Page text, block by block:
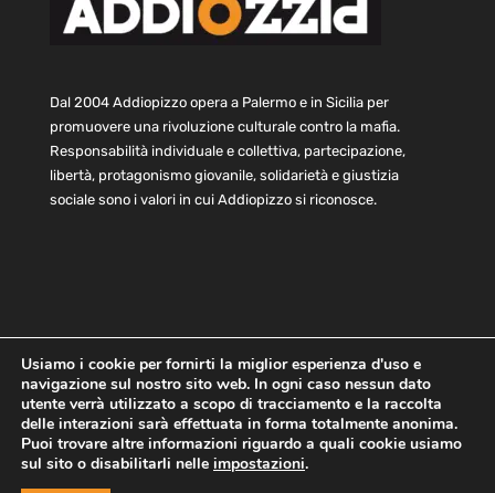
Dal 2004 Addiopizzo opera a Palermo e in Sicilia per
promuovere una rivoluzione culturale contro la mafia.
Responsabilità individuale e collettiva, partecipazione,
libertà, protagonismo giovanile, solidarietà e giustizia
sociale sono i valori in cui Addiopizzo si riconosce.
Home Statuto e bilancio
Contatti
Privacy
Cookie Child Protection Policy
Usiamo i cookie per fornirti la miglior esperienza d'uso e
navigazione sul nostro sito web. In ogni caso nessun dato
utente verrà utilizzato a scopo di tracciamento e la raccolta
delle interazioni sarà effettuata in forma totalmente anonima.
Puoi trovare altre informazioni riguardo a quali cookie usiamo
sul sito o disabilitarli nelle impostazioni.